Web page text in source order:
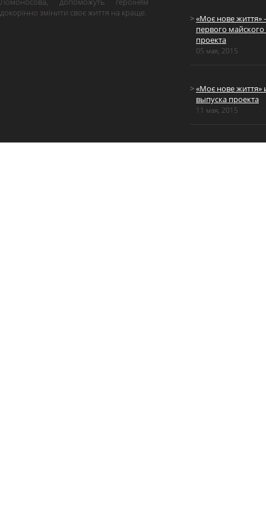
докорінно змінити своє життя на краще.
«Моє нове життя»
первого
проекта
05 мая, 2015
«Моє нове життя»
выпуска проекта
11 мая, 2015